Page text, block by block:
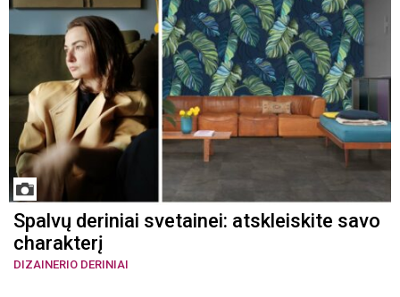
Spalvų deriniai svetainei: atskleiskite savo
charakterį
DIZAINERIO DERINIAI